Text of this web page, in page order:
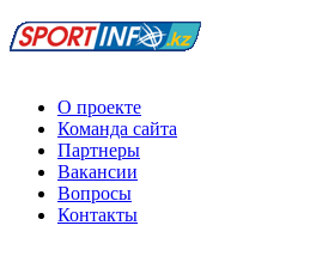
О проекте
Команда сайта
Партнеры
Вакансии
Вопросы
Контакты